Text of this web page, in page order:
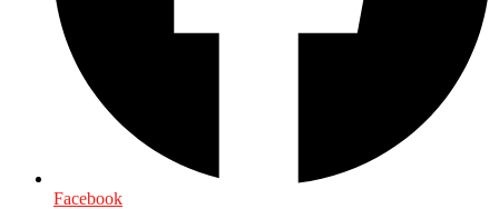
Facebook